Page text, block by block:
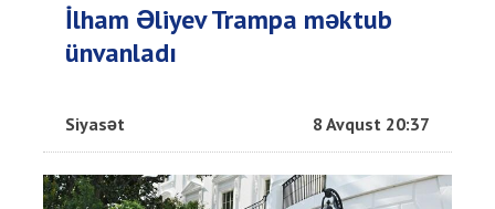
İlham Əliyev Trampa məktub
ünvanladı
Siyasət 8 Avqust 20:37